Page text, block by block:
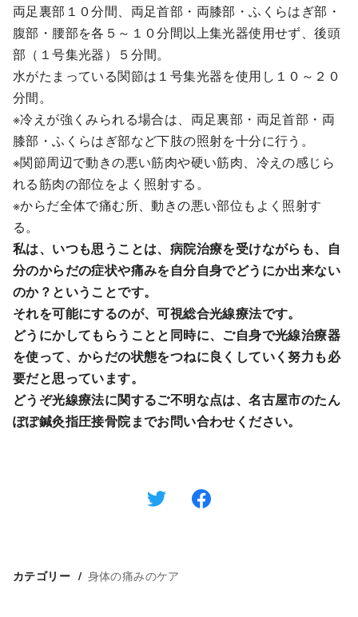
両足裏部１０分間、両足首部・両膝部・ふくらはぎ部・
腹部・腰部を各５～１０分間以上集光器使用せず、後頭
部（１号集光器）５分間。
水がたまっている関節は１号集光器を使用し１０～２０
分間。
※冷えが強くみられる場合は、両足裏部・両足首部・両
膝部・ふくらはぎ部など下肢の照射を十分に行う。
※関節周辺で動きの悪い筋肉や硬い筋肉、冷えの感じら
れる筋肉の部位をよく照射する。
※からだ全体で痛む所、動きの悪い部位もよく照射す
る。
私は、いつも思うことは、病院治療を受けながらも、自
分のからだの症状や痛みを自分自身でどうにか出来ない
のか？ということです。
それを可能にするのが、可視総合光線療法です。
どうにかしてもらうことと同時に、ご自身で光線治療器
を使って、からだの状態をつねに良くしていく努力も必
要だと思っています。
どうぞ光線療法に関するご不明な点は、名古屋市のたん
ぽぽ鍼灸指圧接骨院までお問い合わせください。
カテゴリー 身体の痛みのケア